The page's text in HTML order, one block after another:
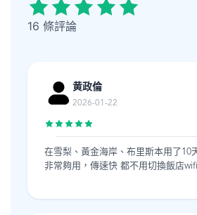
16 條評論
黄政倫
2026-01-22
在雪梨、黃金海岸、布里斯本用了10
非常夠用，傳速快 都不用切換飯店